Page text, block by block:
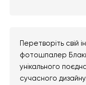
Перетворіть свій
фотошпалер
унікального
сучасного